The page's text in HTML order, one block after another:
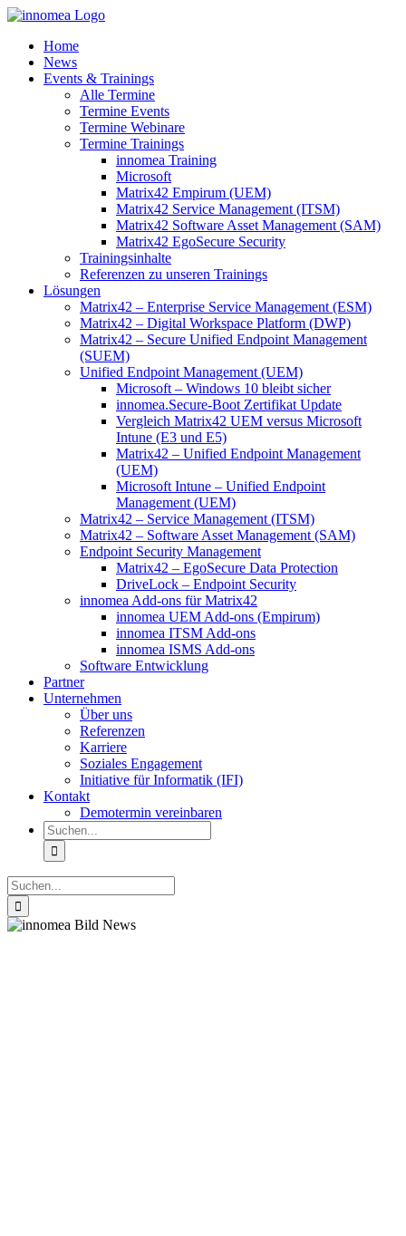
Zum
springenHome
News
Events & Trainings
Alle Termine
Termine Events
Termine Webinare
Termine Trainings
innomea Training
Microsoft
Matrix42 Empirum (UEM)
Matrix42 Service Management (ITSM)
Matrix42 Software Asset Management (SAM)
Matrix42 EgoSecure Security
Trainingsinhalte
Referenzen zu unseren Trainings
Lösungen
Matrix42 – Enterprise Service Management (ESM)
Matrix42 – Digital Workspace Platform (DWP)
Matrix42 – Secure Unified Endpoint Management
(SUEM)
Unified Endpoint Management (UEM)
Microsoft – Windows 10 bleibt sicher
innomea.Secure-Boot Zertifikat Update
Vergleich Matrix42 UEM versus Microsoft
Intune (E3 und E5)
Matrix42 – Unified Endpoint Management
(UEM)
Microsoft Intune – Unified Endpoint
Management (UEM)
Matrix42 – Service Management (ITSM)
Matrix42 – Software Asset Management (SAM)
Endpoint Security Management
Matrix42 – EgoSecure Data Protection
DriveLock – Endpoint Security
innomea Add-ons für Matrix42
innomea UEM Add-ons (Empirum)
innomea ITSM Add-ons
innomea ISMS Add-ons
Software Entwicklung
Partner
Unternehmen
Über uns
Referenzen
Karriere
Soziales Engagement
Initiative für Informatik (IFI)
Kontakt
Demotermin vereinbaren
Suche
nach:
Suche
nach: